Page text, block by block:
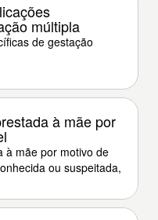
múltipla
de gestação
à mãe por
à mãe por motivo de
ou suspeitada,